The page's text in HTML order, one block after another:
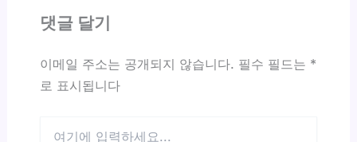
댓글 달기
이메일 주소는 공개되지 않습니다. 필수 필드는 *
로 표시됩니다